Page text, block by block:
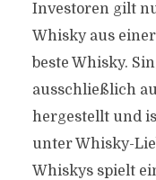
Investoren gilt
Whisky aus
beste Whisky.
ausschließlich
hergestellt und
unter Whisky-
Whiskys spielt